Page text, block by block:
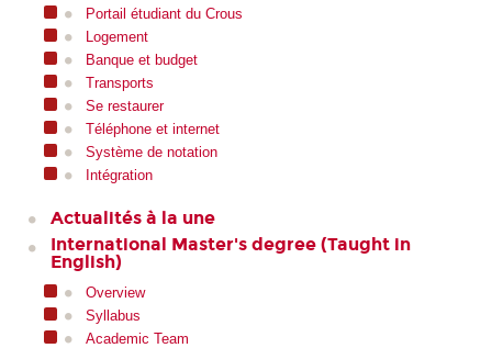
Portail étudiant du Crous
Logement
Banque et budget
Transports
Se restaurer
Téléphone et internet
Système de notation
Intégration
Actualités à la une
International Master's degree (Taught in
English)
Overview
Syllabus
Academic Team